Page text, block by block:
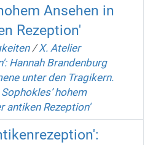
Ansehen in
Rezeption'
/X. Atelier
Hannah Brandenburg
unter den Tragikern.
hohem
antiken Rezeption'